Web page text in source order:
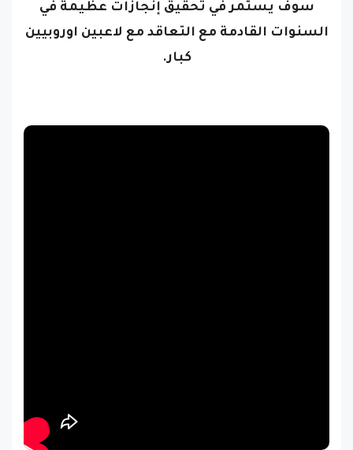
سوف يستمر في تحقيق إنجازات عظيمة في
السنوات القادمة مع التعاقد مع لاعبين اوروبيين
كبار.